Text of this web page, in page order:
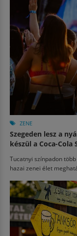
ZENE
Szegeden lesz a
készül a Coca-Cola
Tucatnyi színpadon
hazai zenei élet